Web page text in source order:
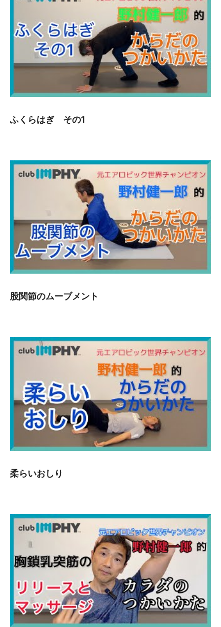
ふくらはぎ その1
股関節のムーブメント
柔らいおしり